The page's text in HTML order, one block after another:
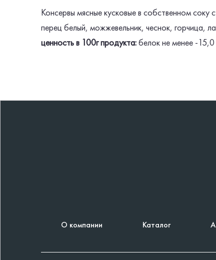
Консервы мясные кусковые в собственном соку
перец белый, можжевельник, чеснок, горчица,
ценность в 100г продукта:белок не менее -
О компании Каталог